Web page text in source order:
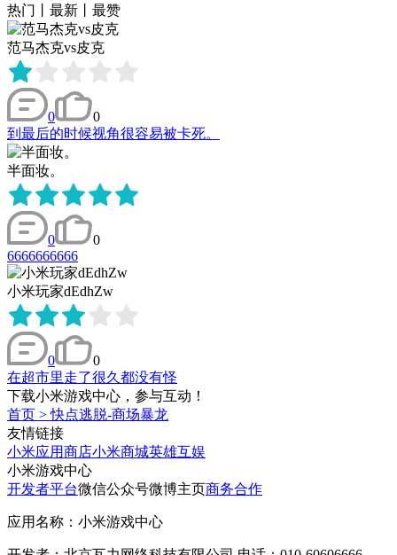
热门
最新 最赞
范马杰克vs皮克
0
0
到最后的时候视角很容易被卡死。
半面妆。
0
0
6666666666
小米玩家dEdhZw
0
0
在超市里走了很久都没有怪
下载小米游戏中心，参与互动！
首页 >快点逃脱-商场暴龙
友情链接
小米应用商店小米商城英雄互娱
小米游戏中心
开发者平台微信公众号微博主页商务合作
应用名称：小米游戏中心